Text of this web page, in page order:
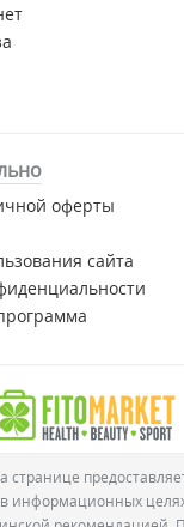
оферты
сайта
информационных